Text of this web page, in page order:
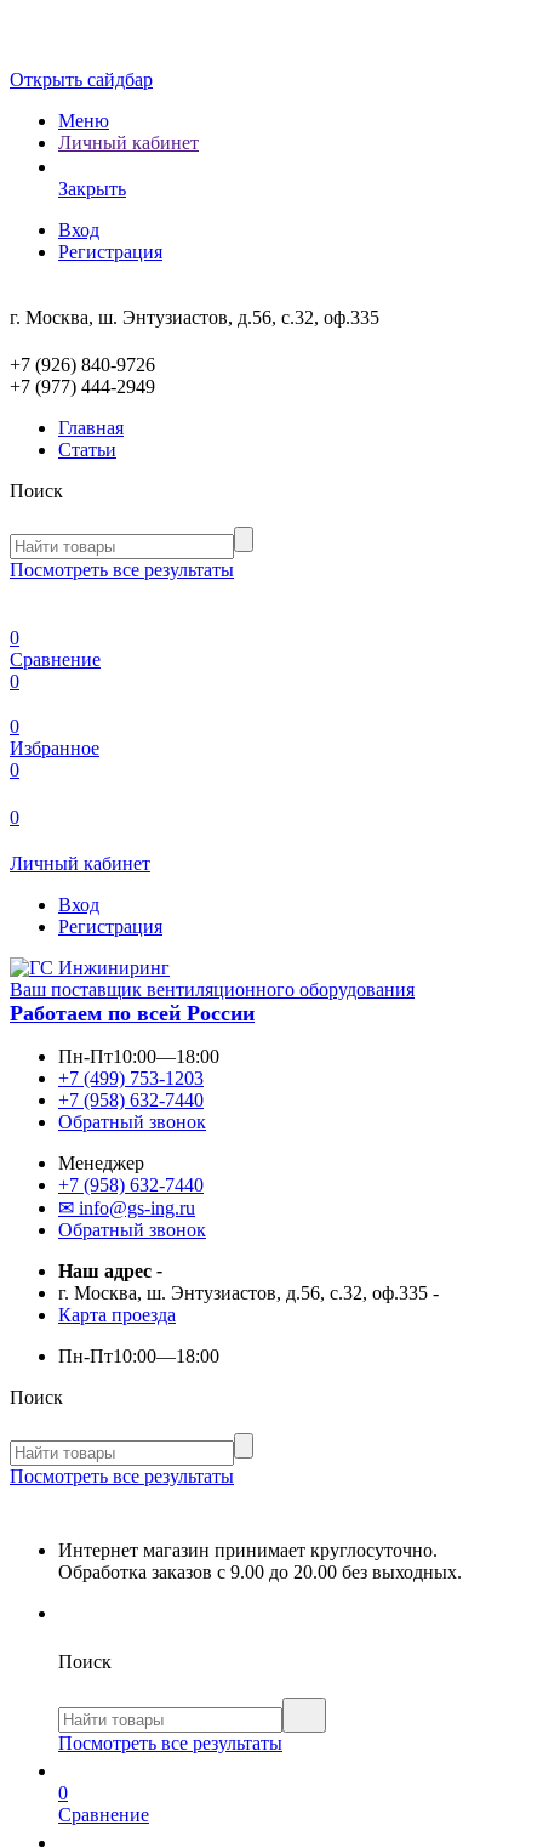
Открыть сайдбар
Меню
Личный кабинет
Закрыть
Вход
Регистрация
г. Москва, ш. Энтузиастов, д.56, с.32, оф.335
+7 (926) 840-9726
+7 (977) 444-2949
Главная
Статьи
Поиск
Посмотреть все результаты
0
Сравнение
0
0
Избранное
0
0
Личный кабинет
Вход
Регистрация
Ваш поставщик вентиляционного оборудования
Работаем по всей России
Пн-Пт10:00—18:00
+7 (499) 753-1203
+7 (958) 632-7440
Обратный звонок
Менеджер
+7 (958) 632-7440
✉ info@gs-ing.ru
Обратный звонок
Наш адрес -
г. Москва, ш. Энтузиастов, д.56, с.32, оф.335 -
Карта проезда
Пн-Пт10:00—18:00
Поиск
Посмотреть все результаты
Интернет магазин принимает круглосуточно.
Обработка заказов с 9.00 до 20.00 без выходных.
Поиск
Посмотреть все результаты
0
Сравнение